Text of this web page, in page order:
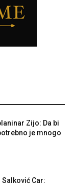
Zijo: Da bi
je mnogo
Salković Car: